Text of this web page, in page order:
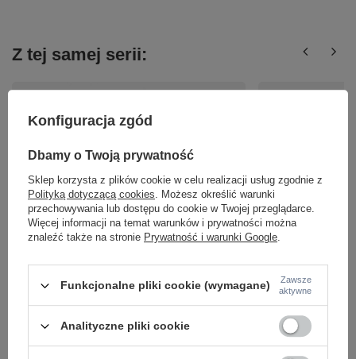
Z tej samej serii:
Lampa wisząca, oprawa LENS Azzardo AZ3513
AZ3514 AZ3515
Lampa wbudowana
LED 3000K Maytoni
Konfiguracja zgód
Dbamy o Twoją prywatność
Sklep korzysta z plików cookie w celu realizacji usług zgodnie z
Polityką dotyczącą cookies. Możesz określić warunki
przechowywania lub dostępu do cookie w Twojej przeglądarce.
Więcej informacji na temat warunków i prywatności można
znaleźć także na stronie Prywatność i warunki Google.
Funkcjonalne pliki cookie (wymagane)
Zawsze
aktywne
Analityczne pliki cookie